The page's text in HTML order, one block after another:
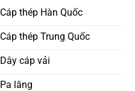
Cáp thép Hàn Quốc
Cáp thép Trung Quốc
Dây cáp vải
Pa lăng